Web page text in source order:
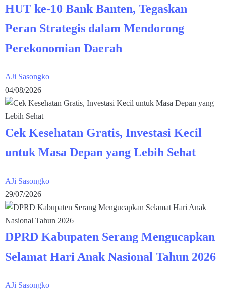
HUT ke-10 Bank Banten, Tegaskan
Peran Strategis dalam Mendorong
Perekonomian Daerah
AJi Sasongko
04/08/2026
Cek Kesehatan Gratis, Investasi Kecil
untuk Masa Depan yang Lebih Sehat
AJi Sasongko
29/07/2026
DPRD Kabupaten Serang Mengucapkan
Selamat Hari Anak Nasional Tahun 2026
AJi Sasongko